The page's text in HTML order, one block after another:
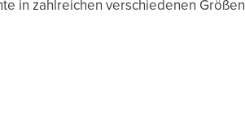
in zahlreichen verschiedenen Größen